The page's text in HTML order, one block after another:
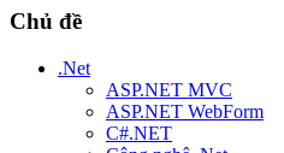
Chủ đề
.Net
ASP.NET MVC
ASP.NET WebForm
C#.NET